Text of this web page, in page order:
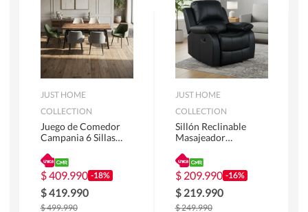
Alfombras
JUST HOME
COLLECTION
Juego de Comedor
Campania 6 Sillas
180 x 90 x 76 cm
Café
$409.990 -18%
$419.990
$499.990
JUST HOME
COLLECTION
Sillón Reclinable
Masajeador
Atlanta 91x101x94
cm Negro
$ 209.990 -16%
$ 219.990
$249.990